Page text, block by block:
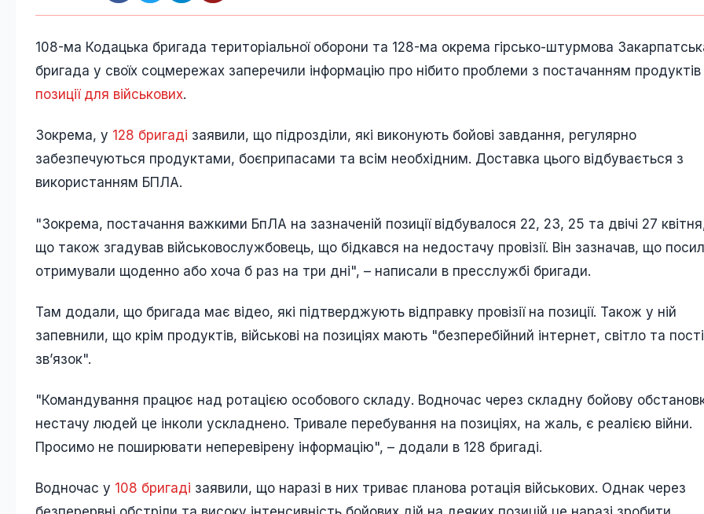
108-ма Кодацька бригада територіальної оборони та 128-ма окрема гірсько-штурмова
бригада у своїх соцмережах заперечили інформацію про нібито проблеми з постачанням продуктів
позиції для військових.
Зокрема, у 128 бригаді заявили, що підрозділи, які виконують бойові завдання, регулярно
забезпечуються продуктами, боєприпасами та всім необхідним. Доставка цього відбувається з
використанням БПЛА.
"Зокрема, постачання важкими БпЛА на зазначеній позиції відбувалося 22, 23, 25 та двічі 27
що також згадував військовослужбовець, що бідкався на недостачу провізії. Він зазначав, що
отримували щоденно або хоча б раз на три дні", – написали в пресслужбі бригади.
Там додали, що бригада має відео, які підтверджують відправку провізії на позиції. Також у ній
запевнили, що крім продуктів, військові на позиціях мають "безперебійний інтернет, світло та
зв’язок".
"Командування працює над ротацією особового складу. Водночас через складну бойову
нестачу людей це інколи ускладнено. Тривале перебування на позиціях, на жаль, є реалією війни.
Просимо не поширювати неперевірену інформацію", – додали в 128 бригаді.
Водночас у 108 бригаді заявили, що наразі в них триває планова ротація військових. Однак через